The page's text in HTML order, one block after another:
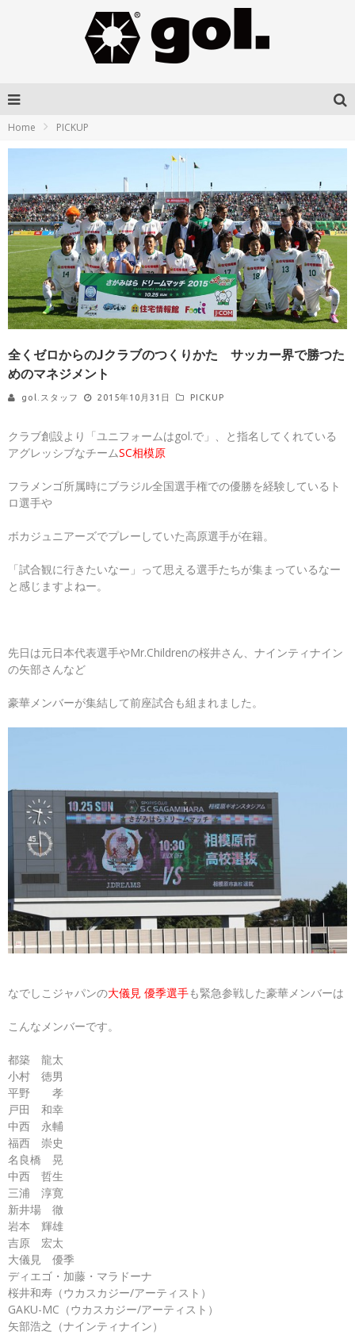
Home PICKUP
全くゼロからのJクラブのつくりかた サッカー界で勝つた
めのマネジメント
gol.スタッフ 2015年10月31日 PICKUP
クラブ創設より「ユニフォームはgol.で」、と指名してくれている
アグレッシブなチームSC相模原
フラメンゴ所属時にブラジル全国選手権での優勝を経験しているト
ロ選手や
ボカジュニアーズでプレーしていた高原選手が在籍。
「試合観に行きたいなー」って思える選手たちが集まっているなー
と感じますよねー。
先日は元日本代表選手やMr.Childrenの桜井さん、ナインティナイン
の矢部さんなど
豪華メンバーが集結して前座試合も組まれました。
なでしこジャパンの大儀見 優季選手も緊急参戦した豪華メンバーは
こんなメンバーです。
都築 龍太
小村 徳男
平野 孝
戸田 和幸
中西 永輔
福西 崇史
名良橋 晃
中西 哲生
三浦 淳寛
新井場 徹
岩本 輝雄
吉原 宏太
大儀見 優季
ディエゴ・加藤・マラドーナ
桜井和寿（ウカスカジー/アーティスト）
GAKU-MC（ウカスカジー/アーティスト）
矢部浩之（ナインティナイン）